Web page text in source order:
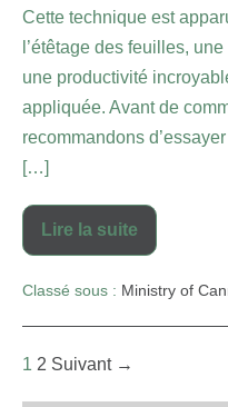
Cette technique est
l’étêtage des feuilles,
une productivité
appliquée. Avant de
recommandons
[…]
Lire la suite
Classé sous : Ministry of
1 2 Suivant →